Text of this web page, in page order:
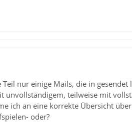
nur einige Mails, die in
unvollständigem, teilweise mit
ich an eine korrekte Übersicht
oder?